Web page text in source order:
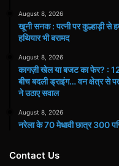
August 8, 2026
खूनी सनक : पत्नी पर कुल्हाड़ी से
हथियार भी बरामद
August 8, 2026
कागज़ी खेल या बजट का फेर? :
बीच बदली ड्राइंग… वन क्षेत्र से
ने उठाए सवाल
August 8, 2026
नरेला के 70 मेधावी छात्र 300
Contact Us